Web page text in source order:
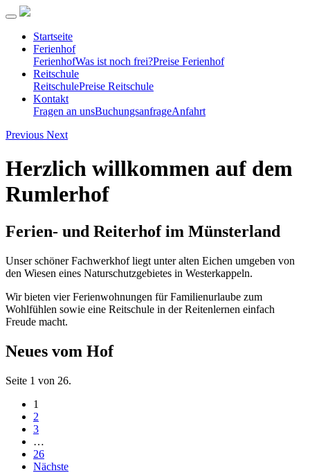
Startseite
Ferienhof
FerienhofWas ist noch frei?Preise Ferienhof
Reitschule
ReitschulePreise Reitschule
Kontakt
Fragen an unsBuchungsanfrageAnfahrt
Previous Next
Herzlich willkommen auf dem
Rumlerhof
Ferien- und Reiterhof im Münsterland
Unser schöner Fachwerkhof liegt unter alten Eichen umgeben von
den Wiesen eines Naturschutzgebietes in Westerkappeln.
Wir bieten vier Ferienwohnungen für Familienurlaube zum
Wohlfühlen sowie eine Reitschule in der Reitenlernen einfach
Freude macht.
Neues vom Hof
Seite 1 von 26.
1
2
3
…
26
Nächste